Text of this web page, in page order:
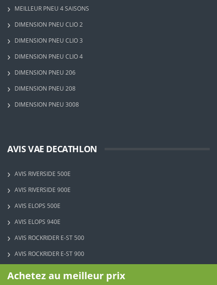
Achetez au meilleur prix
MEILLEUR PNEU 4 SAISONS
DIMENSION PNEU CLIO 2
DIMENSION PNEU CLIO 3
DIMENSION PNEU CLIO 4
DIMENSION PNEU 206
DIMENSION PNEU 208
DIMENSION PNEU 3008
AVIS VAE DECATHLON
AVIS RIVERSIDE 500E
AVIS RIVERSIDE 900E
AVIS ELOPS 500E
AVIS ELOPS 940E
AVIS ROCKRIDER E-ST 500
AVIS ROCKRIDER E-ST 900